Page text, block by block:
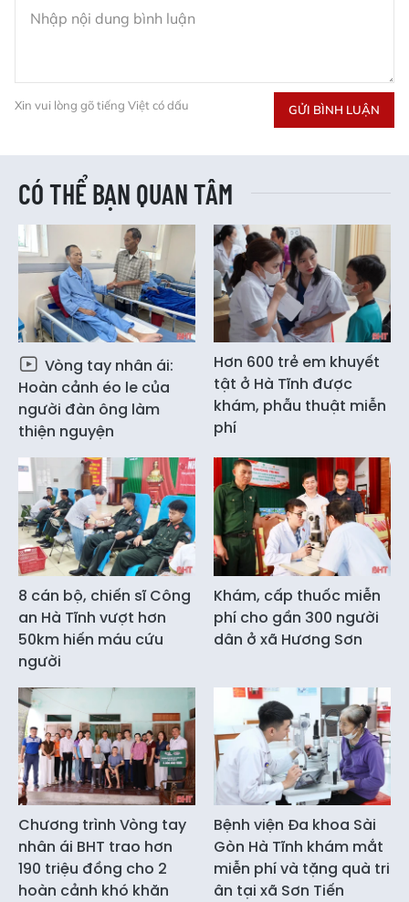
Xin vui lòng gõ tiếng Việt có dấu GỬI BÌNH LUẬN
CÓ THỂ BẠN QUAN TÂM
Vòng tay nhân ái:
Hoàn cảnh éo le của
người đàn ông làm
thiện nguyện
Hơn 600 trẻ em khuyết
tật ở Hà Tĩnh được
khám, phẫu thuật miễn
phí
8 cán bộ, chiến sĩ Công
an Hà Tĩnh vượt hơn
50km hiến máu cứu
người
Khám, cấp thuốc miễn
phí cho gần 300 người
dân ở xã Hương Sơn
Chương trình Vòng tay
nhân ái BHT trao hơn
190 triệu đồng cho 2
hoàn cảnh khó khăn
Bệnh viện Đa khoa Sài
Gòn Hà Tĩnh khám mắt
miễn phí và tặng quà tri
ân tại xã Sơn Tiến